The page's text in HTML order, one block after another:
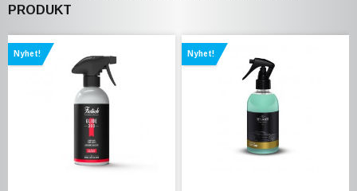
PRODUKT
Nyhet! Nyhet!